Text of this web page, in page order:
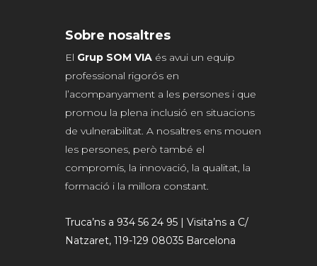
Sobre nosaltres
El Grup SOM VIA és avui un equip
professional rigorós en
l’acompanyament a les persones i que
promou la plena inclusió en situacions
de vulnerabilitat. A nosaltres ens mouen
les persones, però també el
compromís, la innovació, la qualitat, la
formació i la millora constant.
Truca’ns a 934 56 24 95 | Visita’ns a C/
Natzaret, 119-129 08035 Barcelona